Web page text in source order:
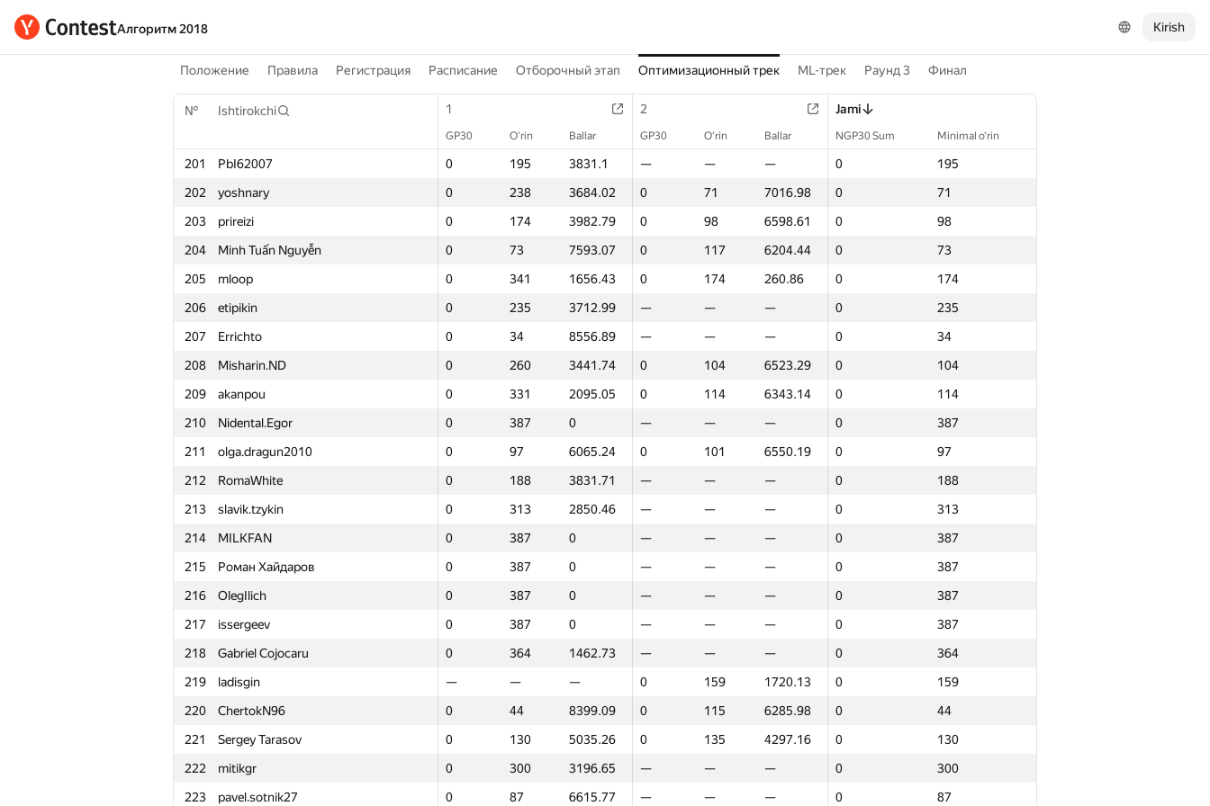
Алгоритм 2018 Kirish
Положение Правила Регистрация Расписание Отборочный этап Оптимизационный трек ML-трек Раунд 3 Финал
№ Ishtirokchi 1 2 Jami
GP30 O‘rin Ballar GP30 O‘rin Ballar NGP30 Sum Minimal o‘rin
201 PbI62007 0 195 3831.1 — — — 0
195
202
yoshnary 0 238 3684.02 0 71 7016.98 0
71
203
prireizi 0 174 3982.79 0 98 6598.61 0
98
204
Minh Tuấn Nguyễn 0 73 7593.07 0 117 6204.44 0
73
205
mloop 0 341 1656.43 0 174 260.86 0
174
206
etipikin 0 235 3712.99 — — — 0
235
207
Errichto 0 34 8556.89 — — — 0
34
208
Misharin.ND 0 260 3441.74 0 104 6523.29 0
104
209
akanpou 0 331 2095.05 0 114 6343.14 0
114
210
Nidental.Egor 0 387 0 — — — 0
387
211
olga.dragun2010 0 97 6065.24 0 101 6550.19 0
97
212
RomaWhite 0 188 3831.71 — — — 0
188
213
slavik.tzykin 0 313 2850.46 — — — 0
313
214
MILKFAN 0 387 0 — — — 0
387
215
Роман Хайдаров 0 387 0 — — — 0
387
216
OlegIlich 0 387 0 — — — 0
387
217
issergeev 0 387 0 — — — 0
387
218
Gabriel Cojocaru 0 364 1462.73 — — — 0
364
219
ladisgin — — — 0 159 1720.13 0
159
220
ChertokN96 0 44 8399.09 0 115 6285.98 0
44
221
Sergey Tarasov 0 130 5035.26 0 135 4297.16 0
130
222
mitikgr 0 300 3196.65 — — — 0
300
223
pavel.sotnik27 0 87 6615.77 — — — 0
87
Ishtirokchi 1 Jami
GP30 O‘rin Ballar NGP30 Sum Minimal o‘rin